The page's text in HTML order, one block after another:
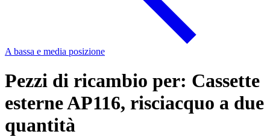
A bassa e media posizione
Pezzi di ricambio per: Cassette
esterne AP116, risciacquo a due
quantità